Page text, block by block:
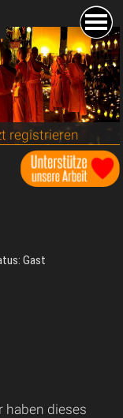
registrieren
Gast
haben dieses